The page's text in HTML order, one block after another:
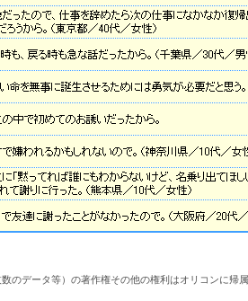
のデータ等）の著作権その他の権利はオリコンに帰